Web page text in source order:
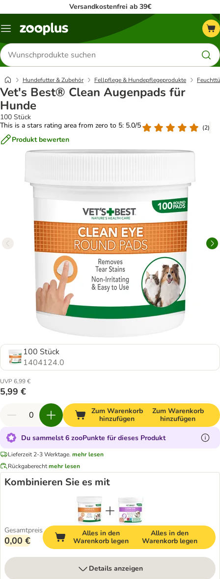
Versandkostenfrei ab 39€
Menü
Produkte
suchen
Hundefutter & Zubehör Fellpflege & Hundepflegeprodukte
Vet's Best® Clean Augenpads für
Hunde
100 Stück
This is a stars rating area from zero to 5: 5.0/5
(2)
Produkt bewerten
100 Stück
1404124.0
UVP 6,99 €
5,99 €
Zum Warenkorb
hinzufügen
Zum Warenkorb
hinzufügen
Du sammelst 6 zooPunkte für dieses Produkt
Lieferzeit 2-3 Werktage. mehr lesen
Rückgaberechtmehr lesen
Kombinieren Sie es mit
Gesamtpreis
0,00 €
Alles in den
Warenkorb legen
Alles in den
Warenkorb legen
Details anzeigen